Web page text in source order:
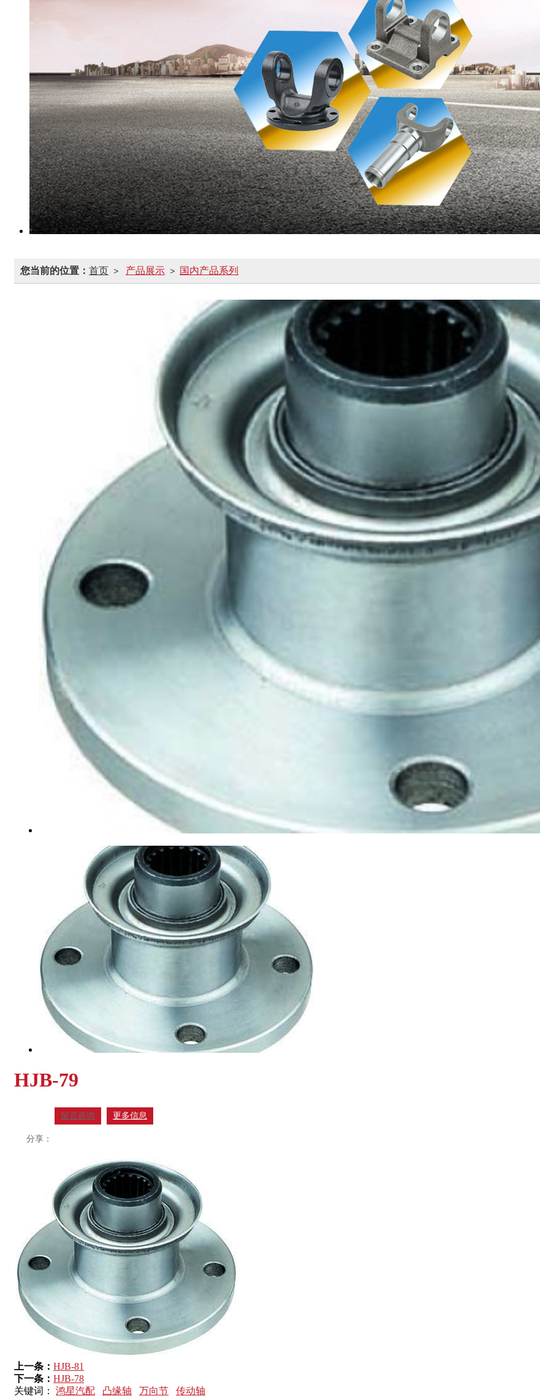
您当前的位置： 首页 > 产品展示 > 国内产品系列
HJB-79
留言咨询 更多信息
分享：
上一条： HJB-81
下一条： HJB-78
关键词： 鸿星汽配 凸缘轴 万向节 传动轴